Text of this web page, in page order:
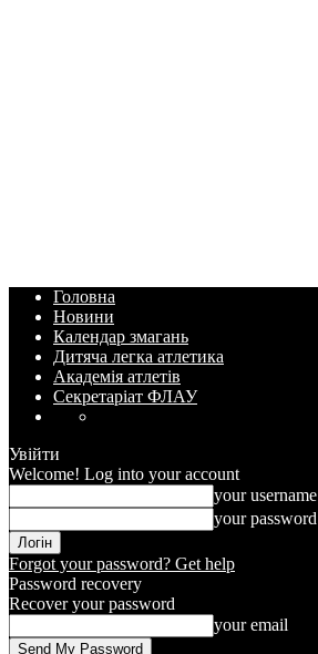
Головна
Новини
Календар змагань
Дитяча легка атлетика
Академія атлетів
Секретаріат ФЛАУ
Увійти
Welcome! Log into your account
your username
your password
Forgot your password? Get help
Password recovery
Recover your password
your email